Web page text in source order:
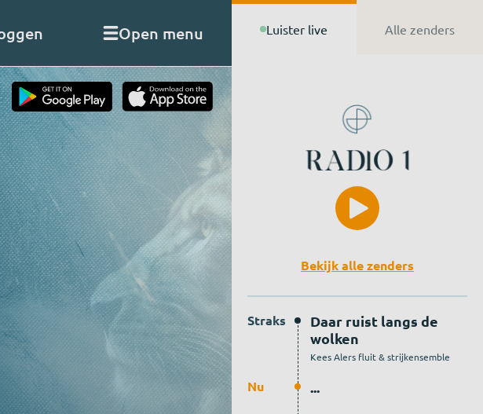
Open menu
abonneeof
geniet u onbeperkt van
en video’s van de
met uw hulp kunnen wij
de voordelen
Luister live Alle zenders
Bekijk alle zenders
Straks
Daar ruist langs de
wolken
Kees Alers fluit & strijkensemble
Nu ...